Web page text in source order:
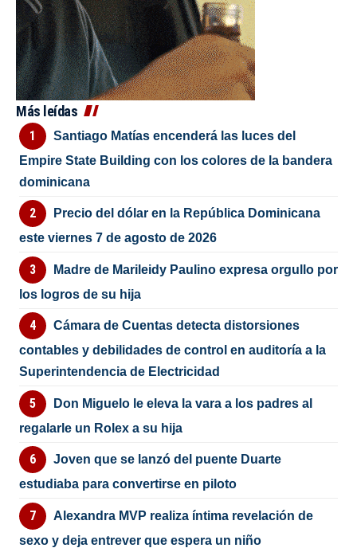
Más leídas
Santiago Matías encenderá las luces del
Empire State Building con los colores de la bandera
dominicana
Precio del dólar en la República Dominicana
este viernes 7 de agosto de 2026
Madre de Marileidy Paulino expresa orgullo por
los logros de su hija
Cámara de Cuentas detecta distorsiones
contables y debilidades de control en auditoría a la
Superintendencia de Electricidad
Don Miguelo le eleva la vara a los padres al
regalarle un Rolex a su hija
Joven que se lanzó del puente Duarte
estudiaba para convertirse en piloto
Alexandra MVP realiza íntima revelación de
sexo y deja entrever que espera un niño